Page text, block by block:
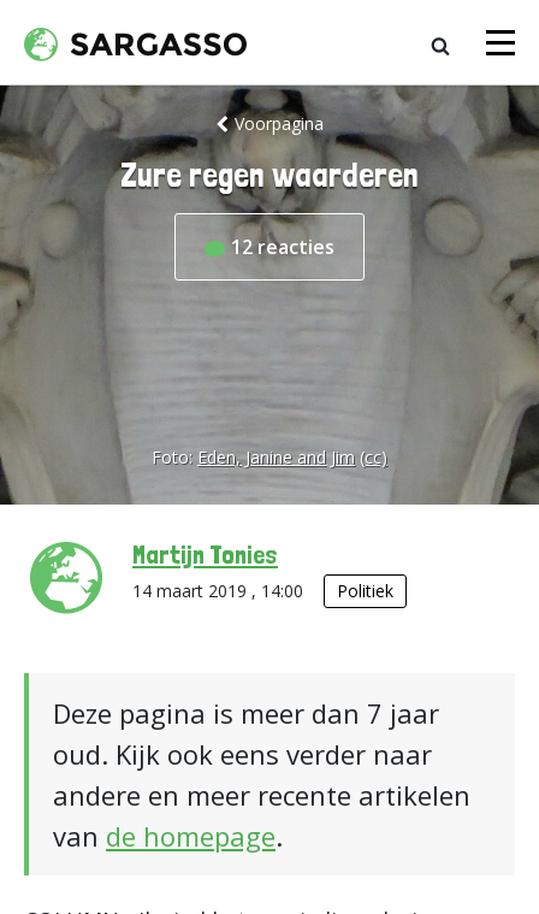
Voorpagina
Zure regen waarderen
12 reacties
Foto: Eden, Janine and Jim (cc)
Martijn Tonies
14 maart 2019 , 14:00 Politiek
Deze pagina is meer dan 7 jaar
oud. Kijk ook eens verder naar
andere en meer recente artikelen
van de homepage.